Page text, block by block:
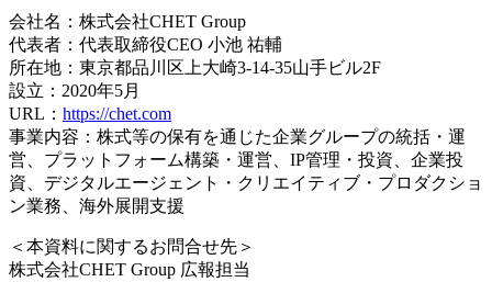
会社名：株式会社CHET Group
代表者：代表取締役CEO 小池 祐輔
所在地：東京都品川区上大崎3-14-35山手ビル2F
設立：2020年5月
URL： https://chet.com
事業内容：株式等の保有を通じた企業グループの統括・運
営、プラットフォーム構築・運営、IP管理・投資、企業投
資、デジタルエージェント・クリエイティブ・プロダクショ
ン業務、海外展開支援
＜本資料に関するお問合せ先＞
株式会社CHET Group 広報担当